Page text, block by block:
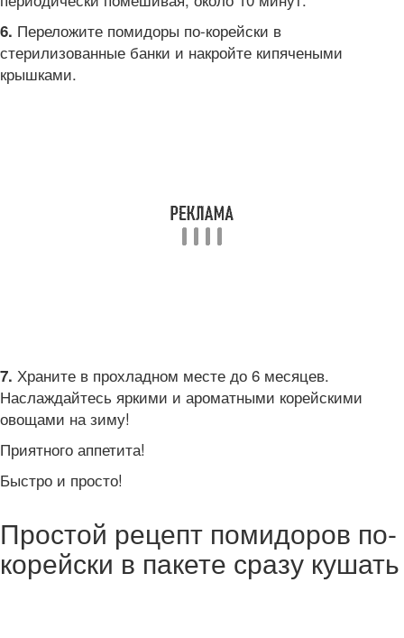
6. Переложите помидоры по-корейски в
стерилизованные банки и накройте кипячеными
крышками.
7. Храните в прохладном месте до 6 месяцев.
Наслаждайтесь яркими и ароматными корейскими
овощами на зиму!
Приятного аппетита!
Быстро и просто!
Простой рецепт помидоров по-
корейски в пакете сразу кушать